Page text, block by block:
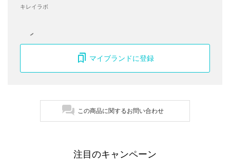
キレイラボ
マイブランドに登録
この商品に関するお問い合わせ
注目のキャンペーン